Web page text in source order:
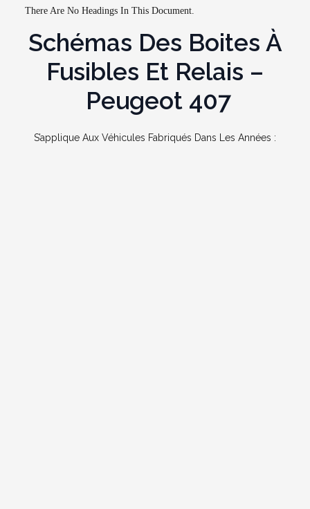
There Are No Headings In This Document.
Schémas Des Boites À
Fusibles Et Relais –
Peugeot407
S’applique Aux Véhicules Fabriqués Dans Les Années :